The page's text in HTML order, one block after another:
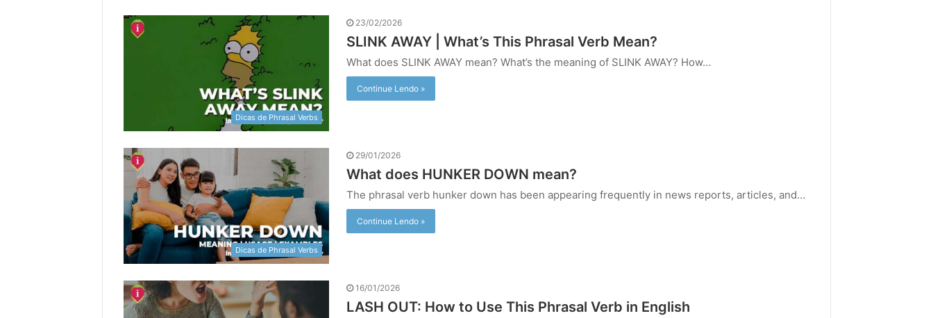
Dicas de Phrasal Verbs
23/02/2026
SLINK AWAY | What’s This Phrasal Verb Mean?
What does SLINK AWAY mean? What’s the meaning of SLINK AWAY? How…
Continue Lendo »
Dicas de Phrasal Verbs
29/01/2026
What does HUNKER DOWN mean?
The phrasal verb hunker down has been appearing frequently in news reports, articles, and…
Continue Lendo »
16/01/2026
LASH OUT: How to Use This Phrasal Verb in English